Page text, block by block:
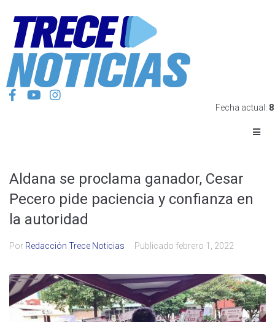
Fecha actual:
Aldana se proclama ganador, Cesar
Pecero pide paciencia y confianza en
la autoridad
Por Redacción Trece Noticias Publicado febrero 1, 2022